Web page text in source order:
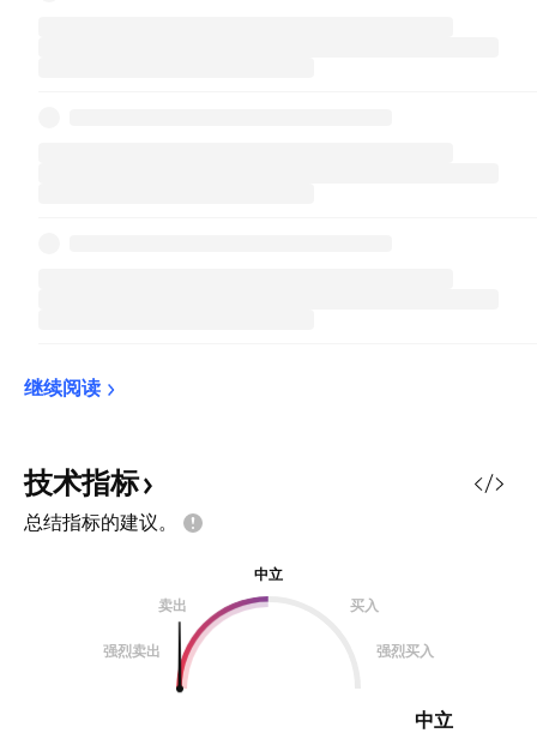
继续阅读
技术指标
总结指标的建议。
中立
卖出
买入
强烈卖出 强烈买入
中立